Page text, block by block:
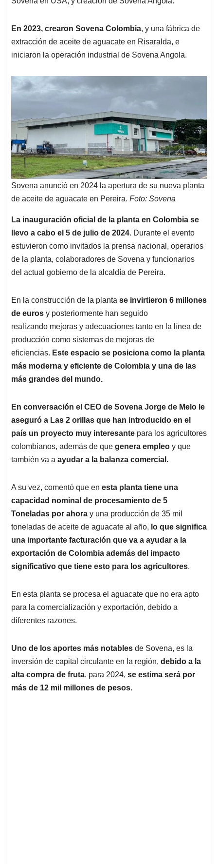
En 2023, crearon Sovena Colombia, y una fábrica de
extracción de aceite de aguacate en Risaralda, e
iniciaron la operación industrial de Sovena Angola.
Sovena anunció en 2024 la apertura de su nueva planta
de aceite de aguacate en Pereira. Foto: Sovena
La inauguración oficial de la planta en Colombia se
llevo a cabo el 5 de julio de 2024. Durante el evento
estuvieron como invitados la prensa nacional, operarios
de la planta, colaboradores de Sovena y funcionarios
del actual gobierno de la alcaldía de Pereira.
En la construcción de la planta se invirtieron 6 millones
de euros y posteriormente han seguido
realizando mejoras y adecuaciones tanto en la línea de
producción como sistemas de mejoras de
eficiencias. Este espacio se posiciona como la planta
más moderna y eficiente de Colombia y una de las
más grandes del mundo.
En conversación el CEO de Sovena Jorge de Melo le
aseguró a Las 2 orillas que han introducido en el
país un proyecto muy interesante para los agricultores
colombianos, además de que genera empleo y que
también va a ayudar a la balanza comercial.
A su vez, comentó que en esta planta tiene una
capacidad nominal de procesamiento de 5
Toneladas por ahora y una producción de 35 mil
toneladas de aceite de aguacate al año, lo que significa
una importante facturación que va a ayudar a la
exportación de Colombia además del impacto
significativo que tiene esto para los agricultores.
En esta planta se procesa el aguacate que no era apto
para la comercialización y exportación, debido a
diferentes razones.
Uno de los aportes más notables de Sovena, es la
inversión de capital circulante en la región, debido a la
alta compra de fruta. para 2024, se estima será por
más de 12 mil millones de pesos.